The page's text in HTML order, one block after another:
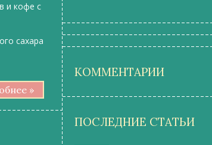
КОММЕНТАРИИ
ПОСЛЕДНИЕ СТАТЬИ
и кофе с
сахара
»